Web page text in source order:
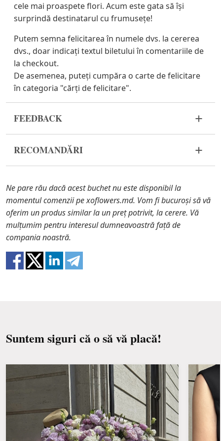
cele mai proaspete flori. Acum este gata să își
surprindă destinatarul cu frumusețe!
Putem semna felicitarea în numele dvs. la cererea
dvs., doar indicați textul biletului în comentariile de
la checkout.
De asemenea, puteți cumpăra o carte de felicitare
în categoria "cărți de felicitare".
FEEDBACK
buchetul dvs. nu a ajuns în stare corespunzătoare,
vă rugăm să ne contactați pentru a rezolva
În cazul în care oricare dintre părțile componente
ale buchetului nu se mai află în stoc, vă vom oferi o
înlocuire cu un articol similar. De asemenea, trebuie
să știți că florile sunt materiale proaspete, astfel
imagini.
RECOMANDĂRI
ambalajul buchetului și tăiați tulpinile cu un
cuțit sau un foarfece de grădină.
Umpleți vaza cu apă aproximativ 2/3 din
capacitate și îndepărtați frunzele de pe tulpini,
dacă acestea ajung în apă.
sau la două zile.
Ne pare rău dacă acest buchet nu este disponibil la
momentul comenzii pe xoflowers.md. Vom fi bucuroși să vă
oferim un produs similar la un preț potrivit, la cerere. Vă
mulțumim pentru interesul dumneavoastră față de
compania noastră.
Suntem siguri că o să vă placă!